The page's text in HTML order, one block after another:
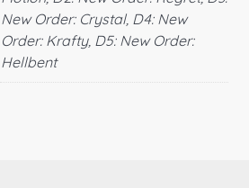
New Order: Crystal, D4: New
Order: Krafty, D5: New Order:
Hellbent